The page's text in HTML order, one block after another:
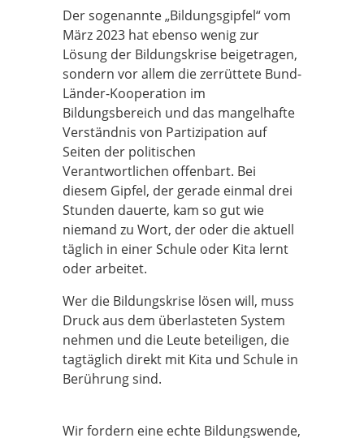
Der sogenannte „Bildungsgipfel“ vom
März 2023 hat ebenso wenig zur
Lösung der Bildungskrise beigetragen,
sondern vor allem die zerrüttete Bund-
Länder-Kooperation im
Bildungsbereich und das mangelhafte
Verständnis von Partizipation auf
Seiten der politischen
Verantwortlichen offenbart. Bei
diesem Gipfel, der gerade einmal drei
Stunden dauerte, kam so gut wie
niemand zu Wort, der oder die aktuell
täglich in einer Schule oder Kita lernt
oder arbeitet.
Wer die Bildungskrise lösen will, muss
Druck aus dem überlasteten System
nehmen und die Leute beteiligen, die
tagtäglich direkt mit Kita und Schule in
Berührung sind.
Wir fordern eine echte Bildungswende,